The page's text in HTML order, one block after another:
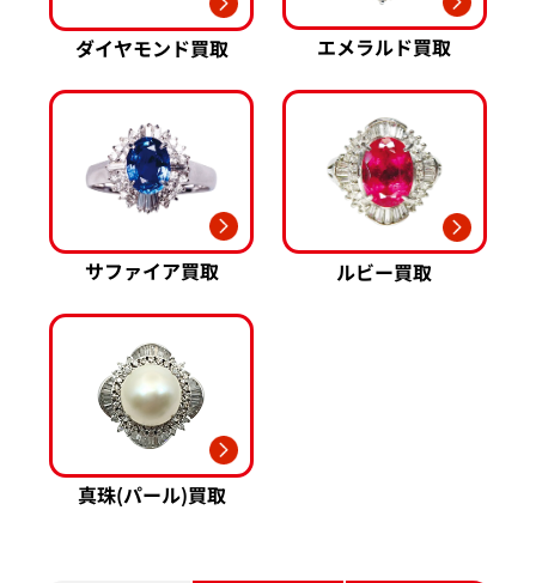
金歯 買取
イエローゴールド 買取
ピンクゴールド 買取
ホワイトゴールド 買取
プラチナ 買取
Pt1000 買取
Pt950 買取
Pt900 買取
Pt850 買取
Pt&Pm 買取
銀･シルバー 買取
パラジウム 買取
パライバトルマリン 買取
パール 買取
ハリー･ウィンストン 買取
ヴァンクリーフ&
ブシュロン 買取
ミキモト 買取
ショーメ 買取
買取可能な商品をもっと見る
シャネル 買取
ブレゲ 買取
リシャール・ミル
買取
買取
ヴァシュロン・コンスタンタン 買取
A. ランゲ&
ゾーネ 買取
パネライ 買取
ブルガリ 買取
フランク ミュラー 買取
IWC 買取
買取可能な商品をもっと見る
ダイヤモンド買取 エメラルド買取
サファイア買取 ルビー買取
真珠(パール)買取